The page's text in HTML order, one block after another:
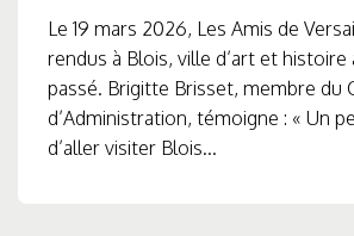
Le 19 mars 2026, Les Amis de
rendus à Blois, ville d’art et
passé. Brigitte Brisset, membre du
d’Administration, témoigne : « Un
d’aller visiter Blois...